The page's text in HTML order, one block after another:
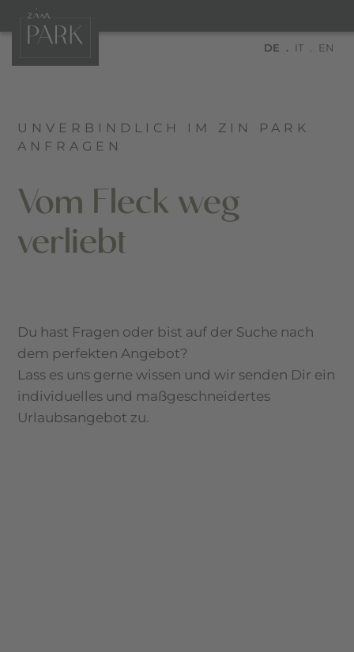
DE IT EN
UNVERBINDLICH IM ZIN PARK
ANFRAGEN
Vom Fleck weg
verliebt
Du hast Fragen oder bist auf der Suche nach
dem perfekten Angebot?
Lass es uns gerne wissen und wir senden Dir ein
individuelles und maßgeschneidertes
Urlaubsangebot zu.